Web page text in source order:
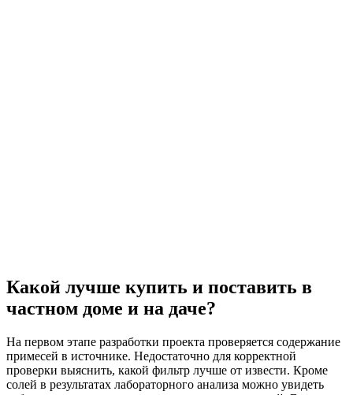
Какой лучше купить и поставить в
частном доме и на даче?
На первом этапе разработки проекта проверяется содержание
примесей в источнике. Недостаточно для корректной
проверки выяснить, какой фильтр лучше от извести. Кроме
солей в результатах лабораторного анализа можно увидеть